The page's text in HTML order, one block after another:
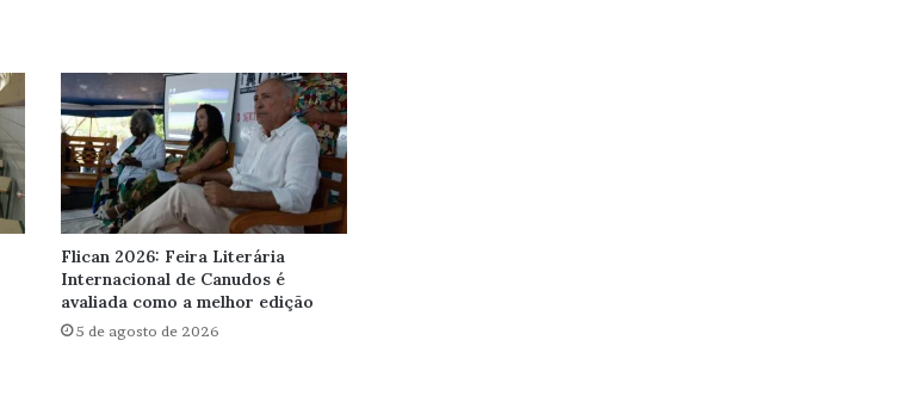
Flican 2026: Feira Literária
Internacional de Canudos é
avaliada como a melhor edição
5 de agosto de 2026